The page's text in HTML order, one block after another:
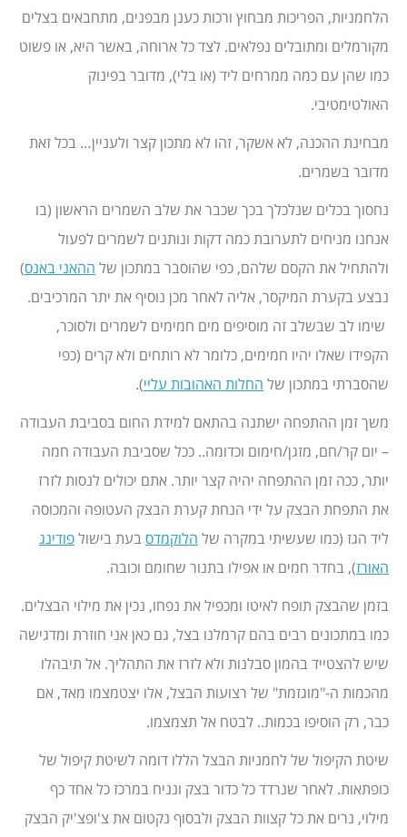
הלחמניות, הפריכות מבחוץ ורכות כענן מבפנים, מתחבאים בצלים
מקורמלים ומתובלים נפלאים. לצד כל ארוחה, באשר היא, או פשוט
כמו שהן עם כמה ממרחים ליד (או בלי), מדובר בפינוק
האולטימטיבי.
מבחינת ההכנה, לא אשקר, זהו לא מתכון קצר ולעניין… בכל זאת
מדובר בשמרים.
נחסוך בכלים שנלכלך בכך שכבר את שלב השמרים הראשון (בו
אנחנו מניחים לתערובת כמה דקות ונותנים לשמרים לפעול
ולהתחיל את הקסם שלהם, כפי שהוסבר במתכון של ההאני באנס)
נבצע בקערת המיקסר, אליה לאחר מכן נוסיף את יתר המרכיבים.
שימו לב שבשלב זה מוסיפים מים חמימים לשמרים ולסוכר,
הקפידו שאלו יהיו חמימים, כלומר לא רותחים ולא קרים (כפי
שהסברתי במתכון של החלות האהובות עליי).
משך זמן ההתפחה ישתנה בהתאם למידת החום בסביבת העבודה
– יום קר/חם, מזגן/חימום וכדומה.. ככל שסביבת העבודה חמה
יותר, ככה זמן ההתפחה יהיה קצר יותר. אתם יכולים לנסות לזרז
את התפחת הבצק על ידי הנחת קערת הבצק העטופה והמכוסה
ליד הגז (כמו שעשיתי במקרה של הלוקמדס בעת בישולפודינג
האורז), בחדר חמים או אפילו בתנור שחומם וכובה.
בזמן שהבצק תופח לאיטו ומכפיל את נפחו, נכין את מילוי הבצלים.
כמו במתכונים רבים בהם קרמלנו בצל, גם כאן אני חוזרת ומדגישה
שיש להצטייד בהמון סבלנות ולא לזרז את התהליך. אל תיבהלו
מהכמות ה-"מוגזמת" של רצועות הבצל, אלו יצטמצמו מאד, אם
כבר, רק הוסיפו בכמות.. לבטח אל תצמצמו.
שיטת הקיפול של לחמניות הבצל הללו דומה לשיטת קיפול של
כופתאות. לאחר שנרדד כל כדור בצק ונניח במרכז כל אחד כף
מילוי, נרים את כל קצוות הבצק ולבסוף נקטום את צ'ופצ'יק הבצק